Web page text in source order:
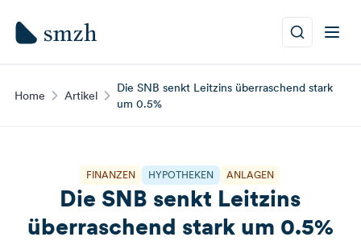
Home Artikel
Die SNB senkt Leitzins überraschend stark
um 0.5%
FINANZEN HYPOTHEKEN ANLAGEN
Die SNB senkt Leitzins
überraschend stark um 0.5%